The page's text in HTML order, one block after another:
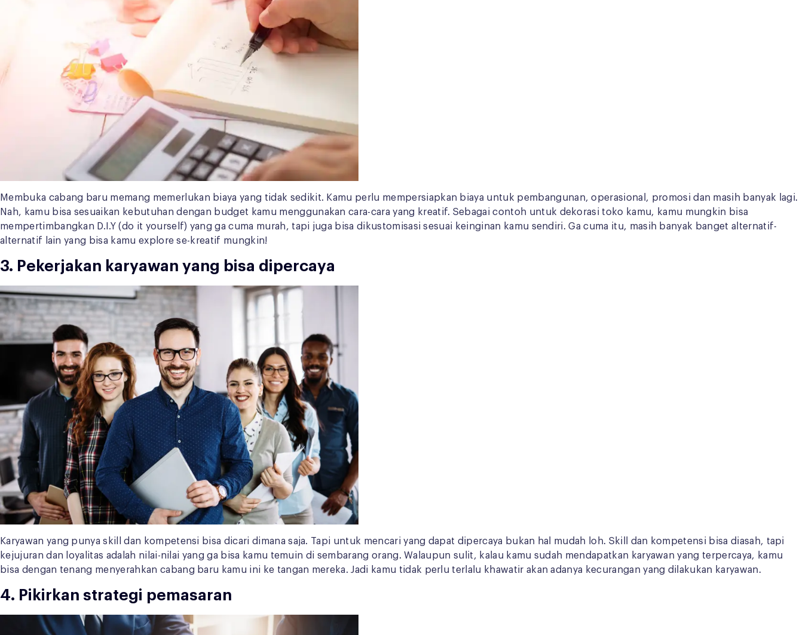
Membuka cabang baru memang memerlukan biaya yang tidak sedikit. Kamu perlu mempersiapkan biaya untuk pembangunan, operasional, promosi dan masih banyak lagi.
Nah, kamu bisa sesuaikan kebutuhan dengan budget kamu menggunakan cara-cara yang kreatif. Sebagai contoh untuk dekorasi toko kamu, kamu mungkin bisa
mempertimbangkan D.I.Y (do it yourself) yang ga cuma murah, tapi juga bisa dikustomisasi sesuai keinginan kamu sendiri. Ga cuma itu, masih banyak banget alternatif-
alternatif lain yang bisa kamu explore se-kreatif mungkin!
3. Pekerjakan karyawan yang bisa dipercaya
Karyawan yang punya skill dan kompetensi bisa dicari dimana saja. Tapi untuk mencari yang dapat dipercaya bukan hal mudah loh. Skill dan kompetensi bisa diasah, tapi
kejujuran dan loyalitas adalah nilai-nilai yang ga bisa kamu temuin di sembarang orang. Walaupun sulit, kalau kamu sudah mendapatkan karyawan yang terpercaya, kamu
bisa dengan tenang menyerahkan cabang baru kamu ini ke tangan mereka. Jadi kamu tidak perlu terlalu khawatir akan adanya kecurangan yang dilakukan karyawan.
4. Pikirkan strategi pemasaran